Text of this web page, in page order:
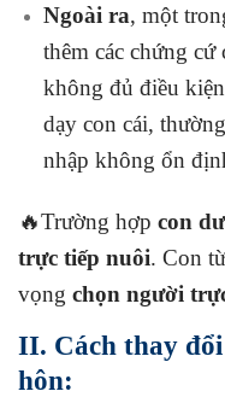
Ngoài ra, một
thêm các chứng
không đủ điều
dạy con cái,
nhập không ổn
🔥Trường hợp con
trực tiếp nuôi. Con
vọng chọn người
II. Cách thay
hôn: